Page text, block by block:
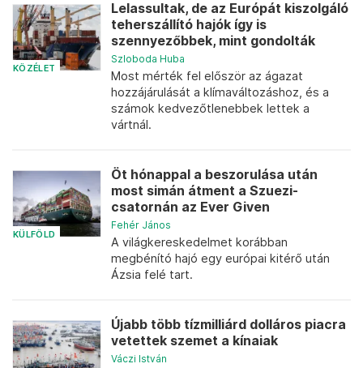
KÖZÉLET
Lelassultak, de az Európát kiszolgáló
teherszállító hajók így is
szennyezőbbek, mint gondolták
Szloboda Huba
Most mérték fel először az ágazat
hozzájárulását a klímaváltozáshoz, és a
számok kedvezőtlenebbek lettek a
vártnál.
KÜLFÖLD
Öt hónappal a beszorulása után
most simán átment a Szuezi-
csatornán az Ever Given
Fehér János
A világkereskedelmet korábban
megbénító hajó egy európai kitérő után
Ázsia felé tart.
Újabb több tízmilliárd dolláros piacra
vetettek szemet a kínaiak
Váczi István